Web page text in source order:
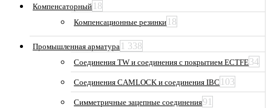
Компенсаторный 18
Компенсационные резинки 18
Промышленная арматура 1 338
Соединения TW и соединения с покрытием ECTFE34
Соединения CAMLOCK и соединения IBC 103
Симметричные зацепные соединения91